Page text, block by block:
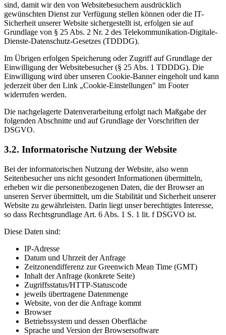
sind, damit wir den von Websitebesuchern ausdrücklich
gewünschten Dienst zur Verfügung stellen können oder die IT-
Sicherheit unserer Website sichergestellt ist, erfolgen sie auf
Grundlage von § 25 Abs. 2 Nr. 2 des Telekommunikation-Digitale-
Dienste-Datenschutz-Gesetzes (TDDDG).
Im Übrigen erfolgen Speicherung oder Zugriff auf Grundlage der
Einwilligung der Websitebesucher (§ 25 Abs. 1 TDDDG). Die
Einwilligung wird über unseren Cookie-Banner eingeholt und kann
jederzeit über den Link „Cookie-Einstellungen" im Footer
widerrufen werden.
Die nachgelagerte Datenverarbeitung erfolgt nach Maßgabe der
folgenden Abschnitte und auf Grundlage der Vorschriften der
DSGVO.
3.2. Informatorische Nutzung der Website
Bei der informatorischen Nutzung der Website, also wenn
Seitenbesucher uns nicht gesondert Informationen übermitteln,
erheben wir die personenbezogenen Daten, die der Browser an
unseren Server übermittelt, um die Stabilität und Sicherheit unserer
Website zu gewährleisten. Darin liegt unser berechtigtes Interesse,
so dass Rechtsgrundlage Art. 6 Abs. 1 S. 1 lit. f DSGVO ist.
Diese Daten sind:
IP-Adresse
Datum und Uhrzeit der Anfrage
Zeitzonendifferenz zur Greenwich Mean Time (GMT)
Inhalt der Anfrage (konkrete Seite)
Zugriffsstatus/HTTP-Statuscode
jeweils übertragene Datenmenge
Website, von der die Anfrage kommt
Browser
Betriebssystem und dessen Oberfläche
Sprache und Version der Browsersoftware